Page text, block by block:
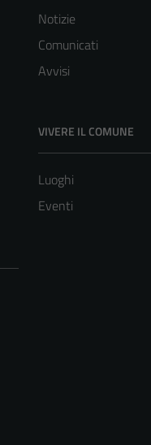
Notizie
Comunicati
Avvisi
VIVERE IL COMUNE
Luoghi
Eventi